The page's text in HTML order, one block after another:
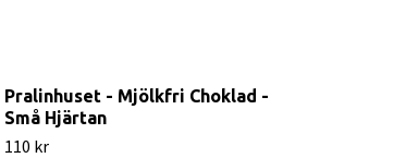
Pralinhuset - Mjölkfri Choklad -
Små Hjärtan
110 kr